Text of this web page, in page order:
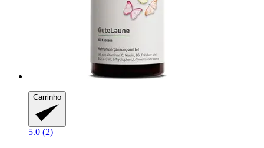
Carrinho
5.0 (2)